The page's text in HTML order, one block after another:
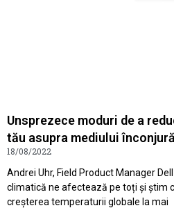
Unsprezece moduri de a
tău asupra mediului
18/08/2022
Andrei Uhr, Field Product Manager
climatică ne afectează pe toți și știm
creșterea temperaturii globale la mai